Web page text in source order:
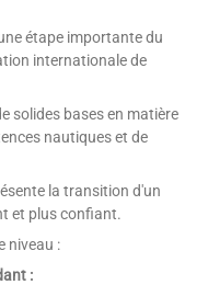
étape importante du
internationale de
solides bases en matière
nautiques et de
la transition d'un
et plus confiant.
niveau :
: